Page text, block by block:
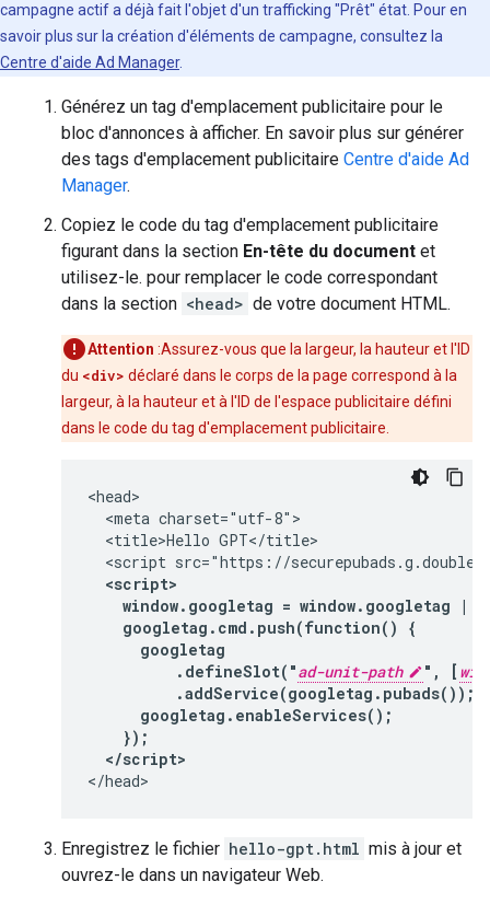
campagne actif a déjà fait l'objet d'un trafficking "Prêt" état. Pour en
savoir plus sur la création d'éléments de campagne, consultez la
Centre d'aide Ad Manager.
Générez un tag d'emplacement publicitaire pour le
bloc d'annonces à afficher. En savoir plus sur générer
des tags d'emplacement publicitaire Centre d'aide Ad
Manager.
Copiez le code du tag d'emplacement publicitaire
figurant dans la section En-tête du document et
utilisez-le. pour remplacer le code correspondant
dans la section <head> de votre document HTML.
Attention :Assurez-vous que la largeur, la hauteur et l'ID
du <div> déclaré dans le corps de la page correspond à la
largeur, à la hauteur et à l'ID de l'espace publicitaire défini
dans le code du tag d'emplacement publicitaire.
<head>
  <meta charset="utf-8">
  <title>Hello GPT</title>
<script src="https://
<script>
window.googletag = window.googletag ||
    googletag.cmd.push(function() {
      googletag
          .defineSlot("
ad-unit-path ", [
          .addService(googletag.pubads());
      googletag.enableServices();
    });
  </script>
Enregistrez le fichier hello-gpt.html mis à jour et
ouvrez-le dans un navigateur Web.